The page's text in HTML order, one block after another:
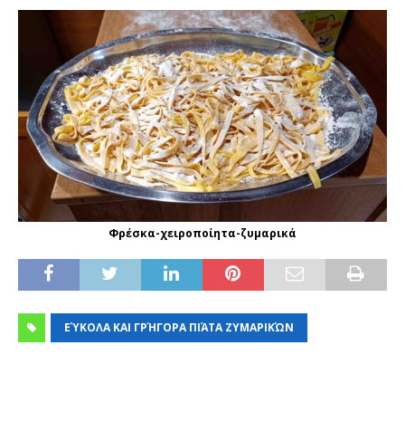
Φρέσκα-χειροποίητα-ζυμαρικά
ΕΎΚΟΛΑ ΚΑΙ ΓΡΉΓΟΡΑ ΠΙΆΤΑ ΖΥΜΑΡΙΚΏΝ